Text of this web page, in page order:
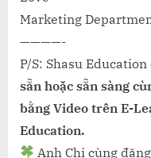
Marketing
————-
P/S: Shasu
sẵn hoặc sẵn sàng
bằng Video trên E-
Education.
Anh Chị cùng